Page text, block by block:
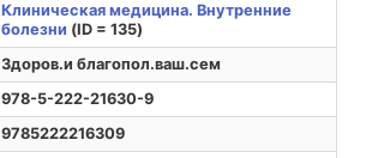
Клиническая медицина. Внутренние
болезни (ID = 135)
Здоров.и благопол.ваш.сем
978-5-222-21630-9
9785222216309